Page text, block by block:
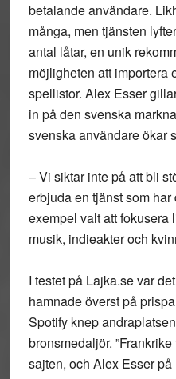
betalande användare.
många, men tjänsten
antal låtar, en unik
möjligheten att importera
spellistor. Alex Esser
in på den svenska
svenska användare ökar
– Vi siktar inte på att bli
erbjuda en tjänst som
exempel valt att fokusera
musik, indieakter och
I testet på Lajka.se var
hamnade överst på
Spotify knep
bronsmedaljör.
sajten, och Alex Esser